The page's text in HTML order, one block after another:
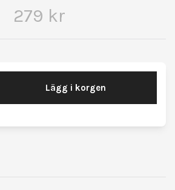
279 kr
Lägg i korgen